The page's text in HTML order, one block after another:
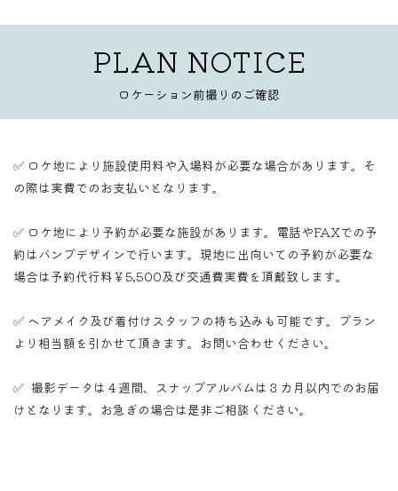
PLAN NOTICE
ロケーション前撮りのご確認
✅ ロケ地により施設使用料や入場料が必要な場合があります。そ
の際は実費でのお支払いとなります。
✅ ロケ地により予約が必要な施設があります。電話やFAXでの予
約はバンプデザインで行います。現地に出向いての予約が必要な
場合は予約代行料￥5,500及び交通費実費を頂戴致します。
✅ ヘアメイク及び着付けスタッフの持ち込みも可能です。プラン
より相当額を引かせて頂きます。お問い合わせください。
✅ 撮影データは４週間、スナップアルバムは３カ月以内でのお届
けとなります。お急ぎの場合は是非ご相談ください。